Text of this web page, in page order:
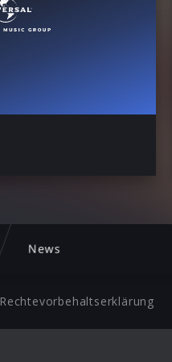
News
Rechtevorbehaltserklärung